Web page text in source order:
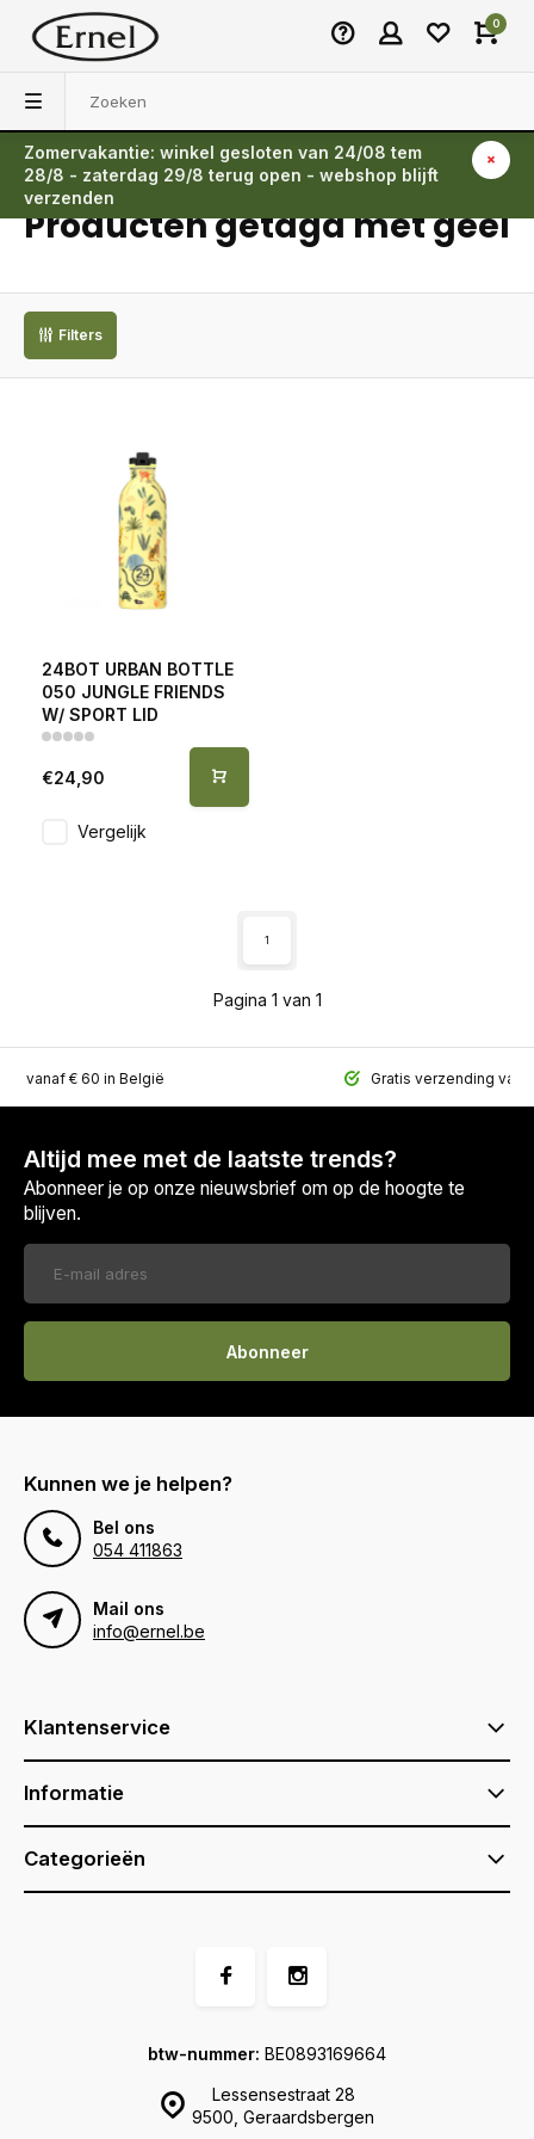
0
Zomervakantie: winkel gesloten van 24/08 tem
28/8 - zaterdag 29/8 terug open - webshop blijft
verzenden
Terug
Producten getagd met geel
Filters
24BOT URBAN BOTTLE
050 JUNGLE FRIENDS
W/ SPORT LID
€24,90
Vergelijk
Pagina 1 van 1
1
vanaf € 60 in België Gratis verzending
Altijd mee met de laatste trends?
Abonneer je op onze nieuwsbrief om op de hoogte te
blijven.
Abonneer
Kunnen we je helpen?
Bel ons
054 411863
Mail ons
info@ernel.be
Klantenservice
Informatie
Categorieën
Lessensestraat 28
9500, Geraardsbergen
btw-nummer: BE0893169664